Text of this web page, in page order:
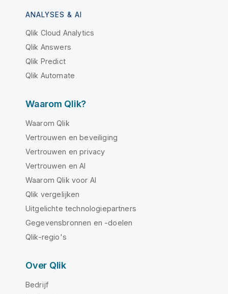
ANALYSES & AI
Qlik Cloud Analytics
Qlik Answers
Qlik Predict
Qlik Automate
Waarom Qlik?
Waarom Qlik
Vertrouwen en beveiliging
Vertrouwen en privacy
Vertrouwen en AI
Waarom Qlik voor AI
Qlik vergelijken
Uitgelichte technologiepartners
Gegevensbronnen en -doelen
Qlik-regio's
Over Qlik
Bedrijf